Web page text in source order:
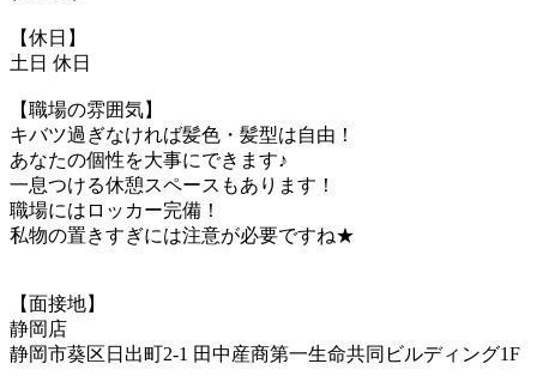
【休日】
土日 休日
【職場の雰囲気】
キバツ過ぎなければ髪色・髪型は自由！
あなたの個性を大事にできます♪
一息つける休憩スペースもあります！
職場にはロッカー完備！
私物の置きすぎには注意が必要ですね★
【面接地】
静岡店
静岡市葵区日出町2-1 田中産商第一生命共同ビルディング1F